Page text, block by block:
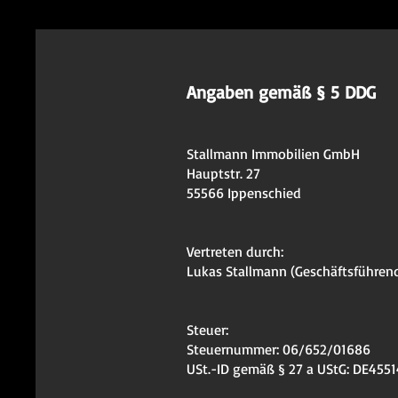
Angaben gemäß § 5 DDG
Stallmann Immobilien GmbH
Hauptstr. 27
55566 Ippenschied
Vertreten durch:
Lukas Stallmann
Steuer:
Steuernummer: 06/652/01686
USt.-ID gemäß § 27 a UStG: